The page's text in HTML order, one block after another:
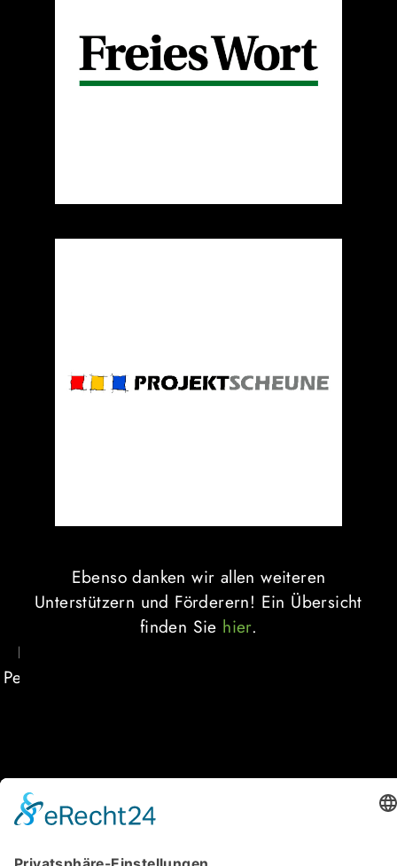
Ebenso danken wir allen weiteren
Unterstützern und Förderern! Ein Übersicht
finden Sie hier.
Die Urheberrechte liegen bei den abgebildeten
Personen bzw. den jeweiligen Fotografen, Verlagen